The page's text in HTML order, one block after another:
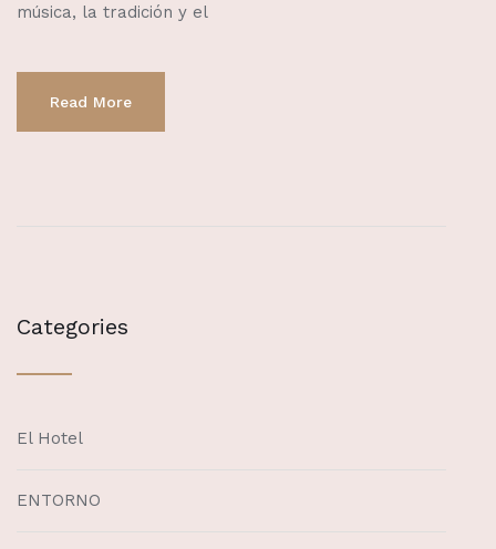
música, la tradición y el
Read More
Categories
El Hotel
ENTORNO